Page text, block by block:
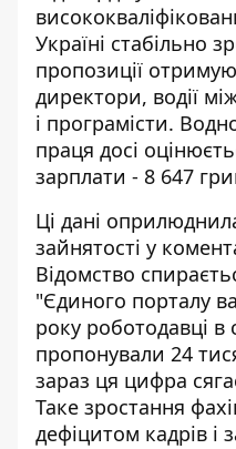
Україні стабільно
пропозиції
директори, водії
і програмісти.
праця досі
зарплати - 8 647
Ці дані
зайнятості у
Відомство
"Єдиного порталу
року роботодавці в
пропонували 24
зараз ця цифра
Таке зростання
дефіцитом кадрів і